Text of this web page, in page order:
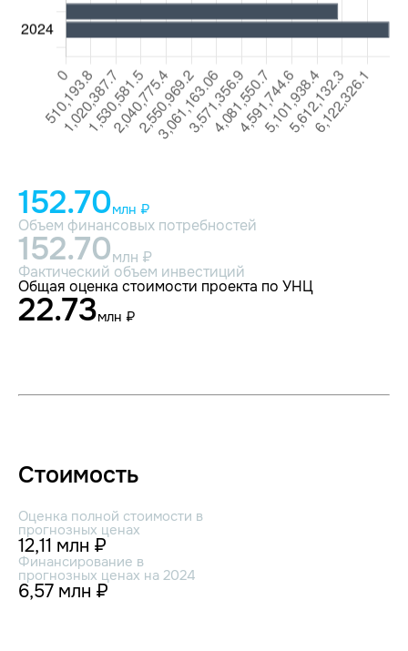
152.70млн ₽
Объем финансовых потребностей
152.70млн ₽
Фактический объем инвестиций
Общая оценка стоимости проекта по УНЦ
22.73млн ₽
Стоимость
Оценка полной стоимости в
прогнозных ценах
12,11 млн ₽
Финансирование в
прогнозных ценах на 2024
6,57 млн ₽